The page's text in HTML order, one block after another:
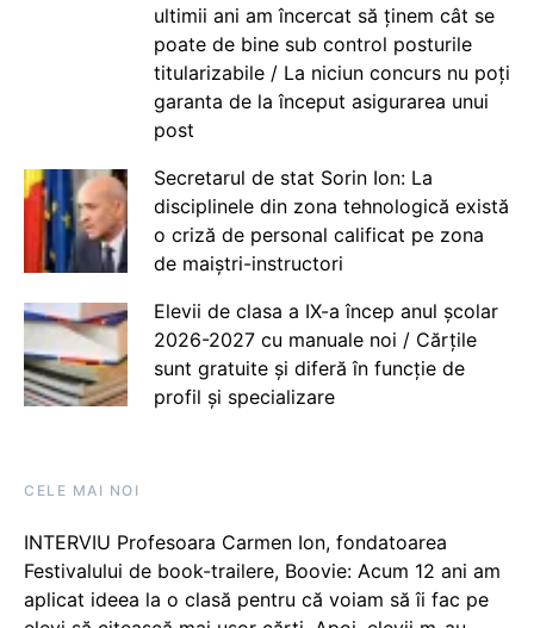
ultimii ani am încercat să ținem cât se
poate de bine sub control posturile
titularizabile / La niciun concurs nu poți
garanta de la început asigurarea unui
post
Secretarul de stat Sorin Ion: La
disciplinele din zona tehnologică există
o criză de personal calificat pe zona
de maiștri-instructori
Elevii de clasa a IX-a încep anul școlar
2026-2027 cu manuale noi / Cărțile
sunt gratuite și diferă în funcție de
profil și specializare
CELE MAI NOI
INTERVIU Profesoara Carmen Ion, fondatoarea
Festivalului de book-trailere, Boovie: Acum 12 ani am
aplicat ideea la o clasă pentru că voiam să îi fac pe